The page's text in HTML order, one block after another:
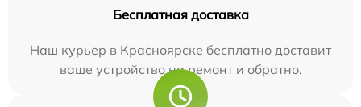
Бесплатная доставка
Наш курьер в Красноярске бесплатно доставит
ваше устройство на ремонт и обратно.